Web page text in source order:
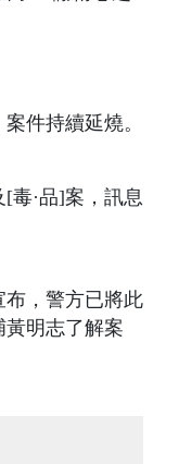
件持續延燒。
毒·品]案，訊息
，警方已將此
明志了解案